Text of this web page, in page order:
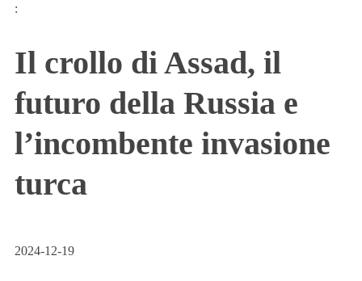
:
Il crollo di Assad, il
futuro della Russia e
l’incombente invasione
turca
2024-12-19